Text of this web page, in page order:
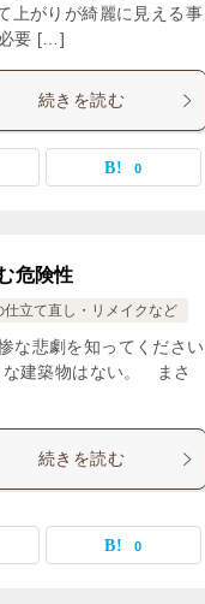
上がりが綺麗に見える事
必要 […]
続きを読む
0
危険性
仕立て直し・リメイクなど
な悲劇を知ってください
建築物はない。 まさ
続きを読む
0